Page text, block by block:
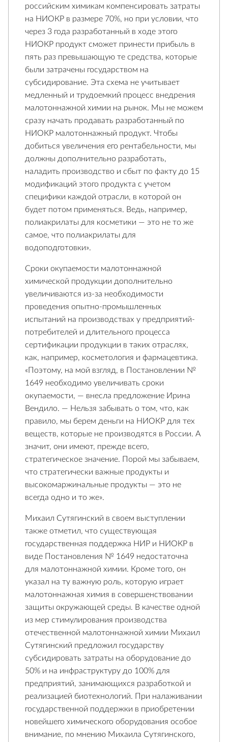
российским химикам компенсировать затраты
на НИОКР в размере 70%, но при условии, что
через 3 года разработанный в ходе этого
НИОКР продукт сможет принести прибыль в
пять раз превышающую те средства, которые
были затрачены государством на
субсидирование. Эта схема не учитывает
медленный и трудоемкий процесс внедрения
малотоннажной химии на рынок. Мы не можем
сразу начать продавать разработанный по
НИОКР малотоннажный продукт. Чтобы
добиться увеличения его рентабельности, мы
должны дополнительно разработать,
наладить производство и сбыт по факту до 15
модификаций этого продукта с учетом
специфики каждой отрасли, в которой он
будет потом применяться. Ведь, например,
полиакрилаты для косметики — это не то же
самое, что полиакрилаты для
водоподготовки».
Сроки окупаемости малотоннажной
химической продукции дополнительно
увеличиваются из-за необходимости
проведения опытно-промышленных
испытаний на производствах у предприятий-
потребителей и длительного процесса
сертификации продукции в таких отраслях,
как, например, косметология и фармацевтика.
«Поэтому, на мой взгляд, в Постановлении №
1649 необходимо увеличивать сроки
окупаемости, — внесла предложение Ирина
Вендило. — Нельзя забывать о том, что, как
правило, мы берем деньги на НИОКР для тех
веществ, которые не производятся в России. А
значит, они имеют, прежде всего,
стратегическое значение. Порой мы забываем,
что стратегически важные продукты и
высокомаржинальные продукты — это не
всегда одно и то же».
Михаил Сутягинский в своем выступлении
также отметил, что существующая
государственная поддержка НИР и НИОКР в
виде Постановления № 1649 недостаточна
для малотоннажной химии. Кроме того, он
указал на ту важную роль, которую играет
малотоннажная химия в совершенствовании
защиты окружающей среды. В качестве одной
из мер стимулирования производства
отечественной малотоннажной химии Михаил
Сутягинский предложил государству
субсидировать затраты на оборудование до
50% и на инфраструктуру до 100% для
предприятий, занимающихся разработкой и
реализацией биотехнологий. При налаживании
государственной поддержки в приобретении
новейшего химического оборудования особое
внимание, по мнению Михаила Сутягинского,